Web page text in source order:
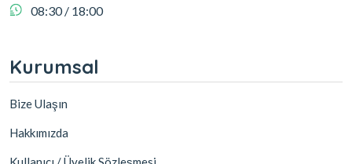
08:30 / 18:00
Kurumsal
Bize Ulaşın
Hakkımızda